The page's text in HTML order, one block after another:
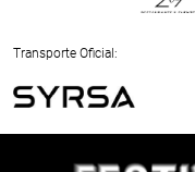
Next
Transporte Oficial:
Previous